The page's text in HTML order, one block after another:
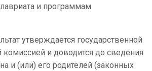
и программам
утверждается государственной
и доводится до сведения
и (или) его родителей (законных